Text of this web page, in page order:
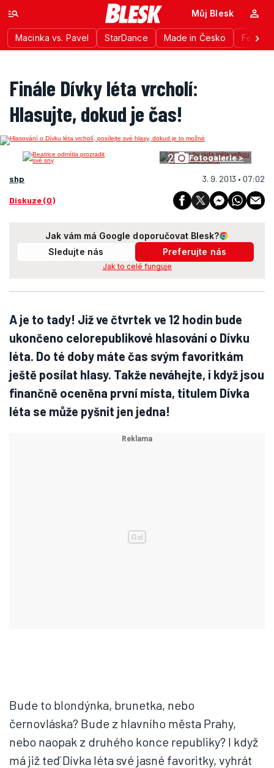
Macinka vs. Pavel StarDance Made in Česko
Můj Blesk
Finále Dívky léta vrcholí:
Hlasujte, dokud je čas!
2 Fotogalerie >
shp 3. 9. 2013 • 07:02
Diskuze (0)
Jak vám má Google doporučovat Blesk?
Sledujte nás
Preferujte nás
Jak to celé funguje
A je to tady! Již ve čtvrtek ve 12 hodin bude
ukončeno celorepublikové hlasování o Dívku
léta. Do té doby máte čas svým favoritkám
ještě posílat hlasy. Takže neváhejte, i když jsou
finančně oceněna první místa, titulem Dívka
léta se může pyšnit jen jedna!
Bude to blondýnka, brunetka, nebo
černovláska? Bude z hlavního města Prahy,
nebo naopak z druhého konce republiky? I když
má již teď Dívka léta své jasné favoritky, vyhrát